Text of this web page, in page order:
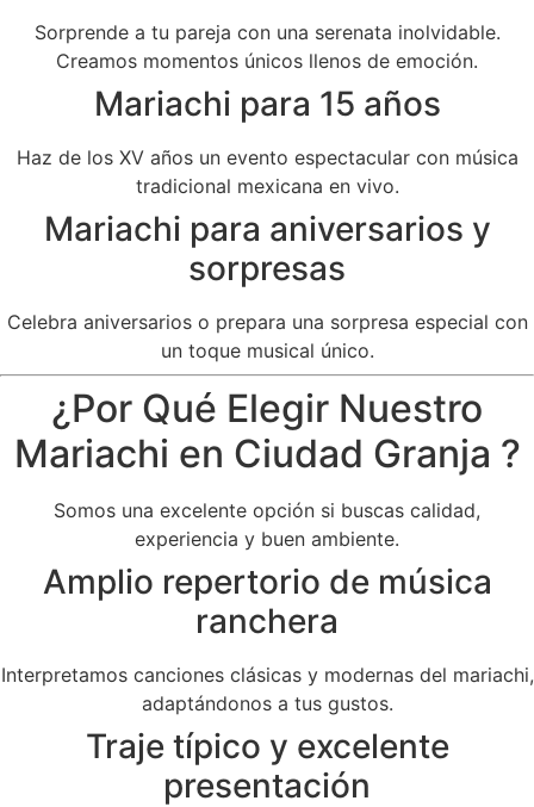
Sorprende a tu pareja con una serenata inolvidable.
Creamos momentos únicos llenos de emoción.
Mariachi para 15 años
Haz de los XV años un evento espectacular con música
tradicional mexicana en vivo.
Mariachi para aniversarios y
sorpresas
Celebra aniversarios o prepara una sorpresa especial con
un toque musical único.
¿Por Qué Elegir Nuestro
Mariachi en Ciudad Granja ?
Somos una excelente opción si buscas calidad,
experiencia y buen ambiente.
Amplio repertorio de música
ranchera
Interpretamos canciones clásicas y modernas del mariachi,
adaptándonos a tus gustos.
Traje típico y excelente
presentación